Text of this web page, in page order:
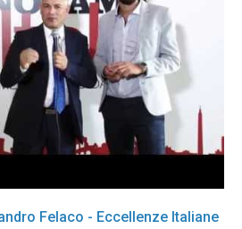
Felaco - Eccellenze Italiane